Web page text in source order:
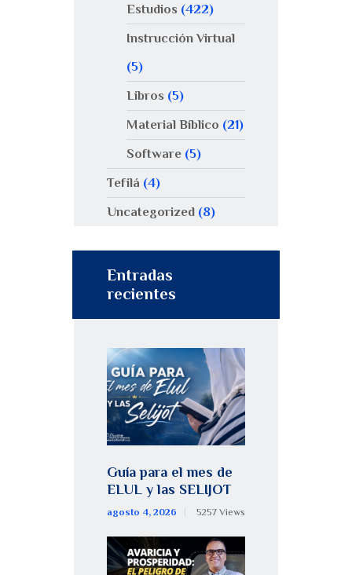
Estudios (422)
Instrucción Virtual
(5)
Libros (5)
Material Bíblico (21)
Software(5)
Tefilá (4)
Uncategorized (8)
Entradas
recientes
Guía para el mes de
ELUL y las SELIJOT
agosto 4, 2026 5257 Views